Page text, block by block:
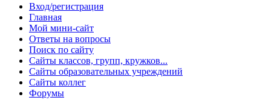
Вход/регистрация
Главная
Мой мини-сайт
Ответы на вопросы
Поиск по сайту
Сайты классов, групп, кружков...
Сайты образовательных учреждений
Сайты коллег
Форумы